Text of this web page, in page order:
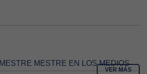
MESTRE EN LOS MEDIOS
VER MÁS